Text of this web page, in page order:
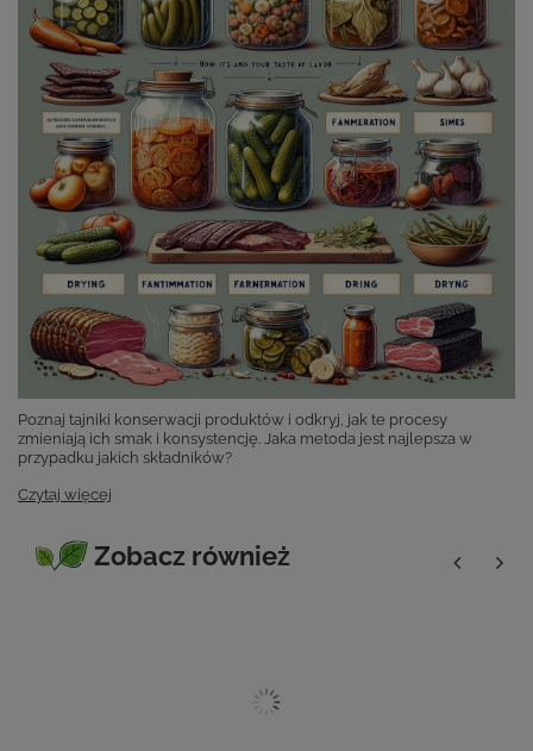
Poznaj tajniki konserwacji produktów i odkryj, jak te procesy
zmieniają ich smak i konsystencję. Jaka metoda jest najlepsza w
przypadku jakich składników?
Czytaj więcej
Zobacz również